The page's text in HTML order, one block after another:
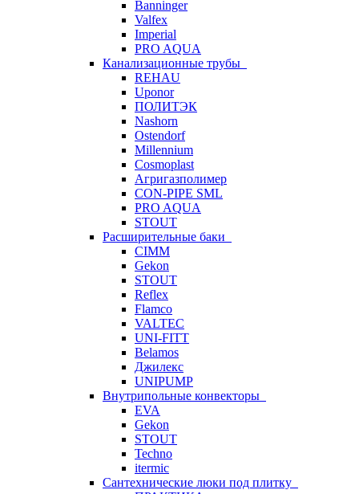
Banninger
Valfex
Imperial
PRO AQUA
Канализационные трубы
REHAU
Uponor
ПОЛИТЭК
Nashorn
Ostendorf
Millennium
Cosmoplast
Агригазполимер
CON-PIPE SML
PRO AQUA
STOUT
Расширительные баки
CIMM
Gekon
STOUT
Reflex
Flamco
VALTEC
UNI-FITT
Belamos
Джилекс
UNIPUMP
Внутрипольные конвекторы
EVA
Gekon
STOUT
Techno
itermic
Сантехнические люки под плитку